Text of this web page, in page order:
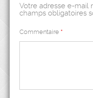
Votre adresse e-mail
champs obligatoires
Commentaire *